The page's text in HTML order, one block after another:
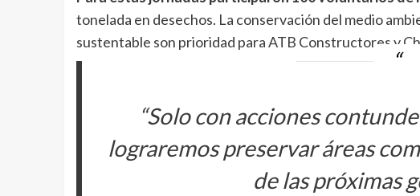
tonelada en desechos. La conservación del medio
sustentable son prioridad para ATB Constructores y
“Solo con acciones
lograremos preservar áreas
de las próximas